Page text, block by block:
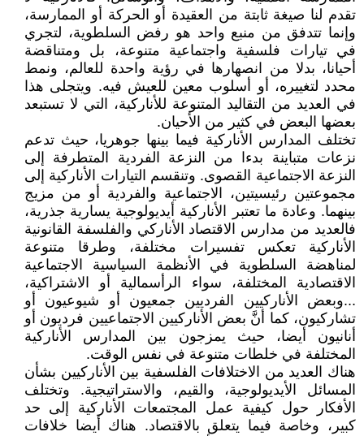
تقدم لنا صيغة ثابتة من العقيدة أو الحركة أو الممارسة،
وإنما تتدفق من منبع واحد هو رفض السلطوية، لتجري
في تيارات فلسفية واجتماعية متنوعة، بل ومتناقضة
أحيانا، بدلا من انصهارها في رؤية واحدة للعالم، ونمط
محدد لتغييره، أو أسلوب معين للعيش فيه. ويتجلى هذا
في العديد من التقاليد المتنوعة للأناركية، التي لا تستبعد
بعضها البعض في كثير من الأحيان.
تختلف المدارس الأناركية فيما بينها جوهريا، حيث تدعم
نزعات متباينة بدءا من النزعة الفردية المتطرفة إلى
النزعة الاجتماعية القصوى. وتنقسم التيارات الأناركية إلى
مجموعتين رئيسيتين، الاجتماعية والفردية أو من مزيج
بينهما. وعادة ما تعتبر الأناركية أيديولوجية يسارية جذرية،
فالعديد من مدارس الاقتصاد الأناركي والفلسفة القانونية
الأناركية تعكس تفسيرات مختلفة، وطرقا متنوعة
لمناهضة السلطوية في الأنظمة السياسية الاجتماعية
الاقتصادية المختلفة، سواء الرأسمالية أو الاشتراكية،
...وبعض الأناركيين الفرديين جمعيون أو شيوعيون أو
تشاركيون، كما أنَّ بعض الأناركيين الاجتماعيين فرديون أو
أنانيون أيضا، حيث يمزجون بين المدارس الأناركية
المختلفة في خلطات متنوعة في نفس الوقت.
هناك العديد من الاختلافات الفلسفية بين الأناركيين بشأن
المسائل الأيديولوجية، والقيم، والاستراتيجية. وتختلف
الأفكار حول كيفية عمل المجتمعات الأناركية إلى حد
كبير، وخاصة فيما يتعلق بالاقتصاد. هناك أيضا خلافات